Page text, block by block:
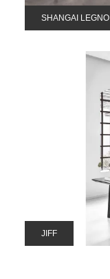
SHANGAI LEGNO
JIFF